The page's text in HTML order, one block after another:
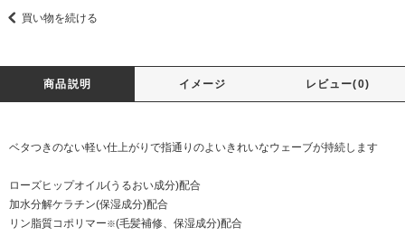
買い物を続ける
商品説明 イメージ レビュー(0)
ベタつきのない軽い仕上がりで指通りのよいきれいなウェーブが持続します
ローズヒップオイル(うるおい成分)配合
加水分解ケラチン(保湿成分)配合
リン脂質コポリマー※(毛髪補修、保湿成分)配合